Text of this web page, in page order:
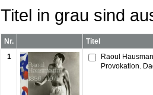
Titel in grau sind
Nr.
Titel
1
Raoul
Provokation.